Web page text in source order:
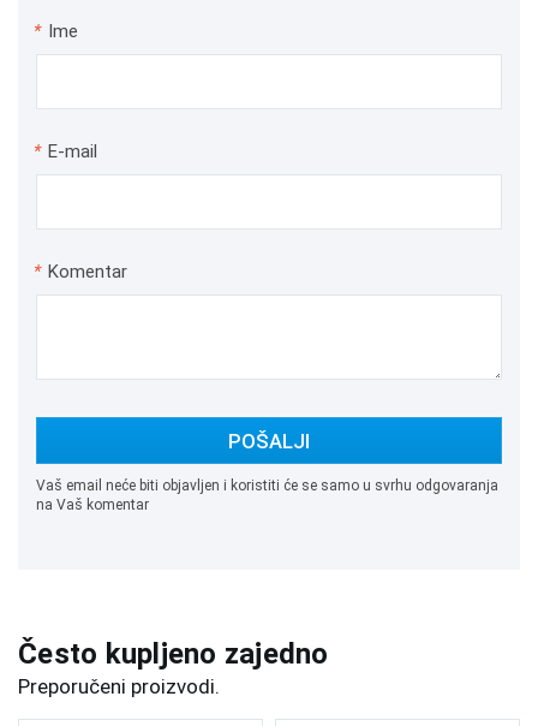
* Ime
* E-mail
* Komentar
POŠALJI
Vaš email neće biti objavljen i koristiti će se samo u svrhu odgovaranja
na Vaš komentar
Često kupljeno zajedno
Preporučeni proizvodi.